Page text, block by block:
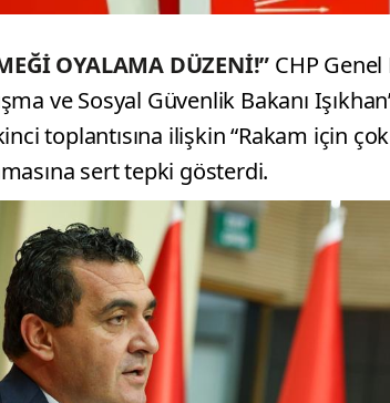
OYALAMA DÜZENİ!” CHP Genel
ve Sosyal Güvenlik Bakanı
toplantısına ilişkin “Rakam için
sert tepki gösterdi.